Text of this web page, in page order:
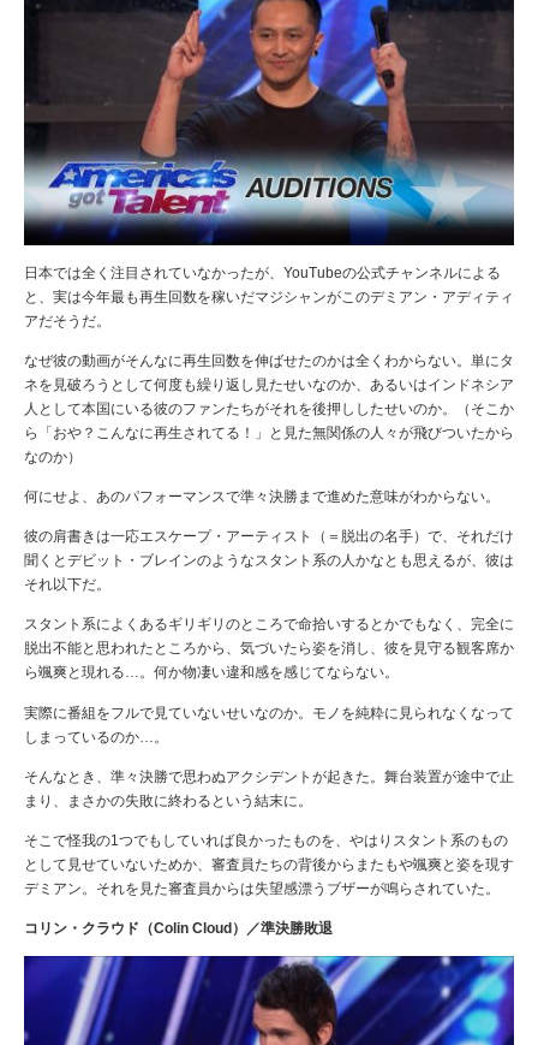
日本では全く注目されていなかったが、YouTubeの公式チャンネルによる
と、実は今年最も再生回数を稼いだマジシャンがこのデミアン・アディティ
アだそうだ。
なぜ彼の動画がそんなに再生回数を伸ばせたのかは全くわからない。単にタ
ネを見破ろうとして何度も繰り返し見たせいなのか、あるいはインドネシア
人として本国にいる彼のファンたちがそれを後押ししたせいのか。（そこか
ら「おや？こんなに再生されてる！」と見た無関係の人々が飛びついたから
なのか）
何にせよ、 あのパフォーマンスで準々決勝まで進めた意味がわからない。
彼の肩書きは一応エスケープ・アーティスト（＝脱出の名手）で、それだけ
聞くとデビット・ブレインのようなスタント系の人かなとも思えるが、彼は
それ以下だ。
スタント系によくあるギリギリのところで命拾いするとかでもなく、完全に
脱出不能と思われたところから、気づいたら姿を消し、彼を見守る観客席か
ら颯爽と現れる…。何か物凄い違和感を感じてならない。
実際に番組をフルで見ていないせいなのか。モノを純粋に見られなくなって
しまっているのか…。
そんなとき、準々決勝で思わぬアクシデントが起きた。舞台装置が途中で止
まり、まさかの失敗に終わるという結末に。
そこで怪我の1つでもしていれば良かったものを、やはりスタント系のもの
として見せていないためか、審査員たちの背後からまたもや颯爽と姿を現す
デミアン。それを 見た審査員からは失望感漂うブザーが鳴らされていた。
コリン・クラウド（Colin Cloud）／準決勝敗退